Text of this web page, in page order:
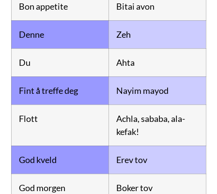
Bon appetite Bitai avon
Denne Zeh
Du Ahta
Fint å treffe deg Nayim mayod
Flott
Achla, sababa, ala-
kefak!
God kveld Erev tov
God morgen Boker tov